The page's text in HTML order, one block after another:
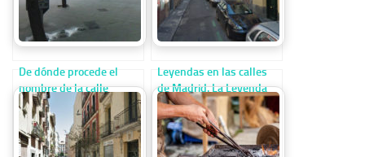
De dónde procede el
nombre de la calle
Malasaña
Leyendas en las calles
de Madrid. La Leyenda
del soldado